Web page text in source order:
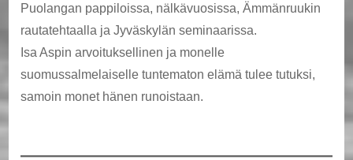
Puolangan pappiloissa, nälkävuosissa, Ämmänruukin
rautatehtaalla ja Jyväskylän seminaarissa.
Isa Aspin arvoituksellinen ja monelle
suomussalmelaiselle tuntematon elämä tulee tutuksi,
samoin monet hänen runoistaan.